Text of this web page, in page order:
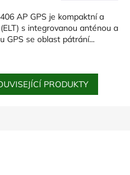
AP GPS je kompaktní a
s integrovanou anténou a
GPS se oblast pátrání...
PRODUKTY